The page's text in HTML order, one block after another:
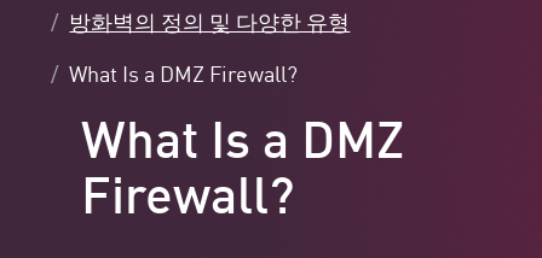
방화벽의 정의 및 다양한 유형
What Is a DMZ Firewall?
What Is a DMZ
Firewall?